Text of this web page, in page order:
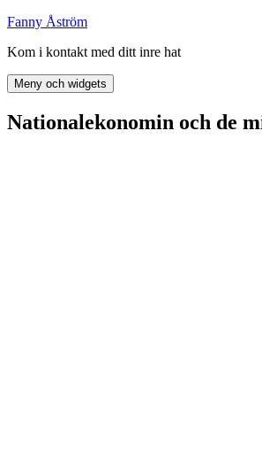
Hoppa
innehåll
Fanny Åström
Kom i kontakt med ditt inre hat
Meny och widgets
Nationalekonomin och de